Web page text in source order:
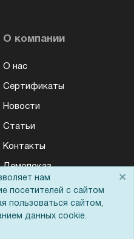
О компании
О нас
Сертификаты
Новости
Статьи
Контакты
Демопоказ
нам
посетителей с сайтом
пользоваться сайтом,
данных cookie.
×